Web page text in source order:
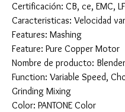
Certificación: CB, ce, EMC,
Caracteristicas: Velocidad
Features: Mashing
Feature: Pure Copper Motor
Nombre de producto:
Function: Variable Speed,
Grinding Mixing
Color: PANTONE Color